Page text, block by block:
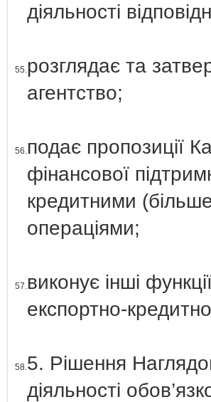
діяльності
55.розглядає та
агентство;
56.подає пропозиції
фінансової
кредитними
операціями;
57.виконує інші
експортно-
58.5. Рішення
діяльності